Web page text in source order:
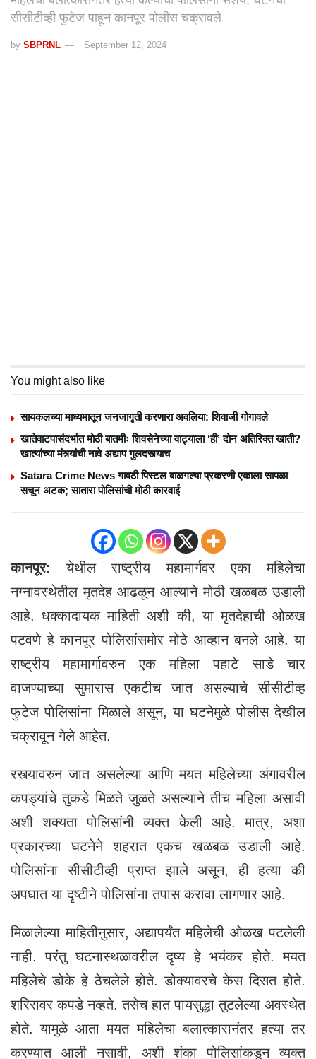
सीसीटीव्ही फुटेज पाहून कानपूर पोलीस चक्रावले
by SBPRNL September 12, 2024
You might also like
सायकलच्या माध्यमातून जनजागृती करणारा अवलिया: शिवाजी गोगावले
खातेवाटपासंदर्भात मोठी बातमीः शिवसेनेच्या वाट्याला ‘ही’ दोन अतिरिक्त खाती?
खात्यांच्या मंत्र्यांची नावे अद्याप गुलदस्त्याच
Satara Crime News गावठी पिस्टल बाळगल्या प्रकरणी एकाला सापळा
सचून अटक; सातारा पोलिसांची मोठी कारवाई
कानपूर: येथील राष्ट्रीय महामार्गवर एका महिलेचा
नग्नावस्थेतील मृतदेह आढळून आल्याने मोठी खळबळ उडाली
आहे. धक्कादायक माहिती अशी की, या मृतदेहाची ओळख
पटवणे हे कानपूर पोलिसांसमोर मोठे आव्हान बनले आहे. या
राष्ट्रीय महामार्गावरुन एक महिला पहाटे साडे चार
वाजण्याच्या सुमारास एकटीच जात असल्याचे सीसीटीव्ह
फुटेज पोलिसांना मिळाले असून, या घटनेमुळे पोलीस देखील
चक्रावून गेले आहेत.
रस्त्यावरुन जात असलेल्या आणि मयत महिलेच्या अंगावरील
कपड्यांचे तुकडे मिळते जुळते असल्याने तीच महिला असावी
अशी शक्यता पोलिसांनी व्यक्त केली आहे. मात्र, अशा
प्रकारच्या घटनेने शहरात एकच खळबळ उडाली आहे.
पोलिसांना सीसीटीव्ही प्राप्त झाले असून, ही हत्या की
अपघात या दृष्टीने पोलिसांना तपास करावा लागणार आहे.
मिळालेल्या माहितीनुसार, अद्यापर्यंत महिलेची ओळख पटलेली
नाही. परंतु घटनास्थळावरील दृष्य हे भयंकर होते. मयत
महिलेचे डोके हे ठेचलेले होते. डोक्यावरचे केस दिसत होते.
शरिरावर कपडे नव्हते. तसेच हात पायसुद्धा तुटलेल्या अवस्थेत
होते. यामुळे आता मयत महिलेचा बलात्कारानंतर हत्या तर
करण्यात आली नसावी, अशी शंका पोलिसांकडून व्यक्त